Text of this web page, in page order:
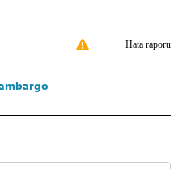
Hata raporu